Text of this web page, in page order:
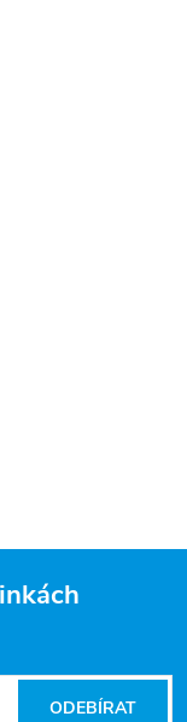
ODEBÍRAT